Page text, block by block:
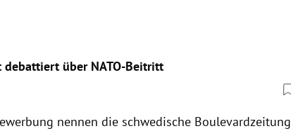
debattiert über NATO-Beitritt
nennen die schwedische Boulevardzeitung